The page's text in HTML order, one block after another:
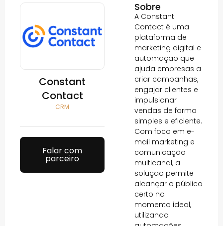
Constant
Contact
CRM
Falar com
parceiro
Sobre
A Constant
Contact é uma
plataforma de
marketing digital e
automação que
ajuda empresas a
criar campanhas,
engajar clientes e
impulsionar
vendas de forma
simples e eficiente.
Com foco em e-
mail marketing e
comunicação
multicanal, a
solução permite
alcançar o público
certo no
momento ideal,
utilizando